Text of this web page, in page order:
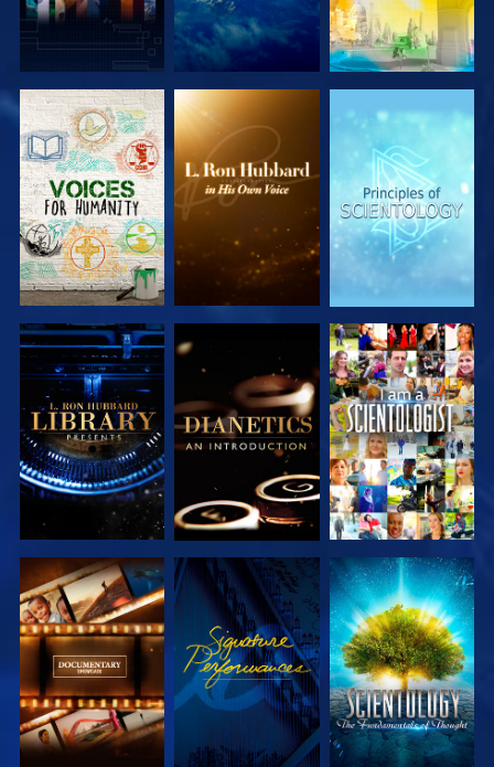
VERKEN DE
SERIE
VERKEN DE
SERIE
VERKEN DE
SERIE
VERKEN DE
SERIE
VERKEN DE
SERIE
KIJK
VERKEN DE
SERIE
KIJK
VERKEN DE
SERIE